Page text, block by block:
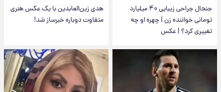
جنجال جراحی زیبایی ۴۰ میلیارد
تومانی خواننده زن | چهره او چه
تغییری کرد؟ | عکس
هدی زین‌العابدین با یک عکس هنری
متفاوت دوباره خبرساز شد!